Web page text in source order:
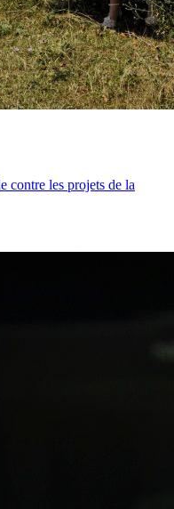
contre les projets de la